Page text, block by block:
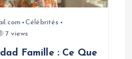
Célébrités
7 views
Famille : Ce Que